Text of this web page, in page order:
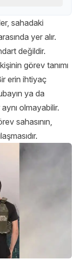
sahadaki
yer alır.
değildir.
görev tanımı
erin ihtiyaç
ya da
olmayabilir.
sahasının,